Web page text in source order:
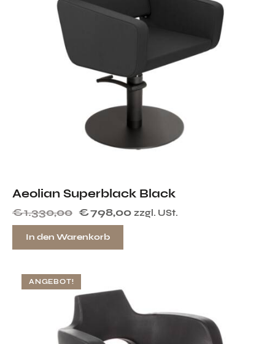
Aeolian Superblack Black
€1.330,00 €798,00 zzgl. USt.
In den Warenkorb
ANGEBOT!